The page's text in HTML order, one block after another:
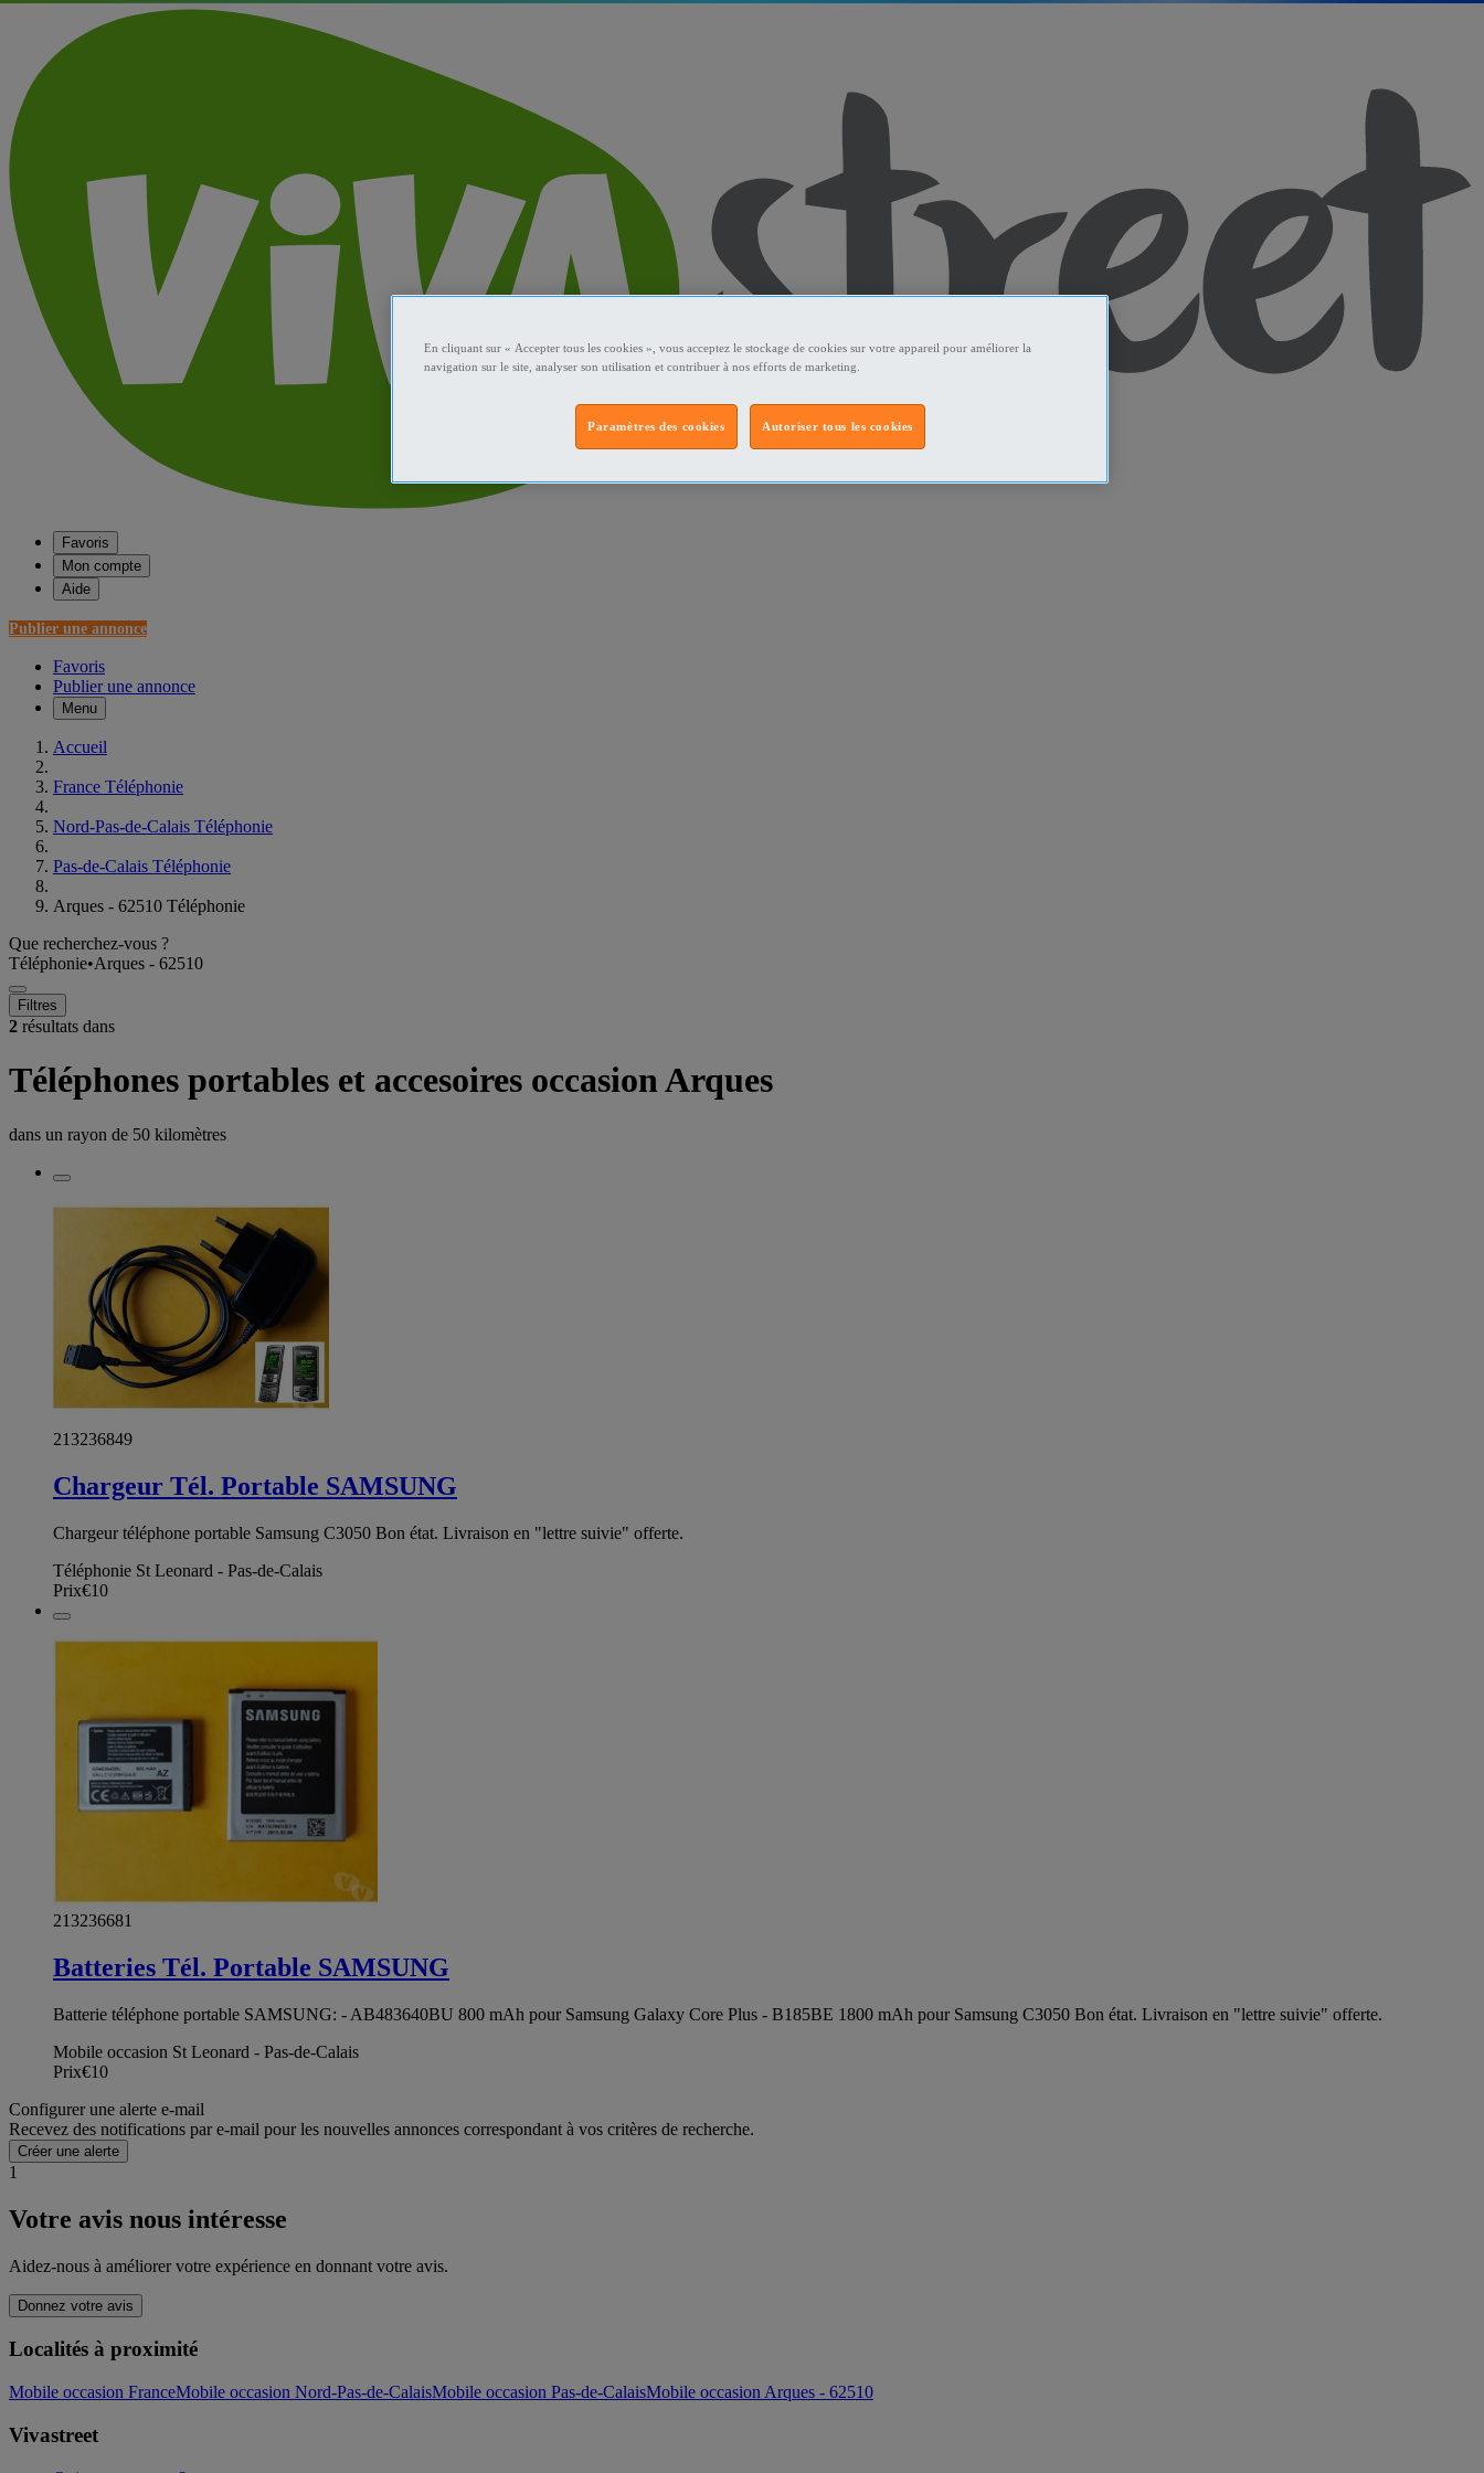
Favoris
Mon compte
Aide
Publier une annonce
Favoris
Publier une annonce
Menu
Accueil
France Téléphonie
Nord-Pas-de-Calais Téléphonie
Pas-de-Calais Téléphonie
Arques - 62510 Téléphonie
Que recherchez-vous ?
Téléphonie•Arques - 62510
Filtres
2 résultats dans
Téléphones portables et accesoires occasion Arques
dans un rayon de 50 kilomètres
213236849
Chargeur Tél. Portable SAMSUNG
Chargeur téléphone portable Samsung C3050 Bon état. Livraison en "lettre suivie" offerte.
Téléphonie St Leonard - Pas-de-Calais
Prix€10
213236681
Batteries Tél. Portable SAMSUNG
Batterie téléphone portable SAMSUNG: - AB483640BU 800 mAh pour Samsung Galaxy Core Plus - B185BE 1800 mAh pour Samsung C3050 Bon état. Livraison en "lettre suivie" offerte.
Mobile occasion St Leonard - Pas-de-Calais
Prix€10
Configurer une alerte e-mail
Recevez des notifications par e-mail pour les nouvelles annonces correspondant à vos critères de recherche.
Créer une alerte
1
Votre avis nous intéresse
Aidez-nous à améliorer votre expérience en donnant votre avis.
Donnez votre avis
Localités à proximité
Mobile occasion FranceMobile occasion Nord-Pas-de-CalaisMobile occasion Pas-de-CalaisMobile occasion Arques - 62510
Vivastreet
En cliquant sur « Accepter tous les cookies », vous acceptez le stockage de cookies sur votre appareil pour améliorer la
navigation sur le site, analyser son utilisation et contribuer à nos efforts de marketing.
Autoriser tous les cookies
Paramètres des cookies